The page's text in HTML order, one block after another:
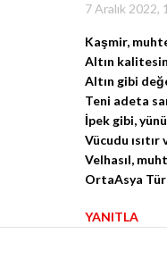
7 Aralık 2022,
Kaşmir,
Altın
Altın gibi
Teni adeta
İpek gibi,
Vücudu
Velhasıl,
OrtaAsya
YANITLA